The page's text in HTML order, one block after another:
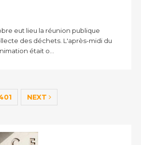
eut lieu la réunion publique
des déchets. L'après-midi du
était o...
NEXT